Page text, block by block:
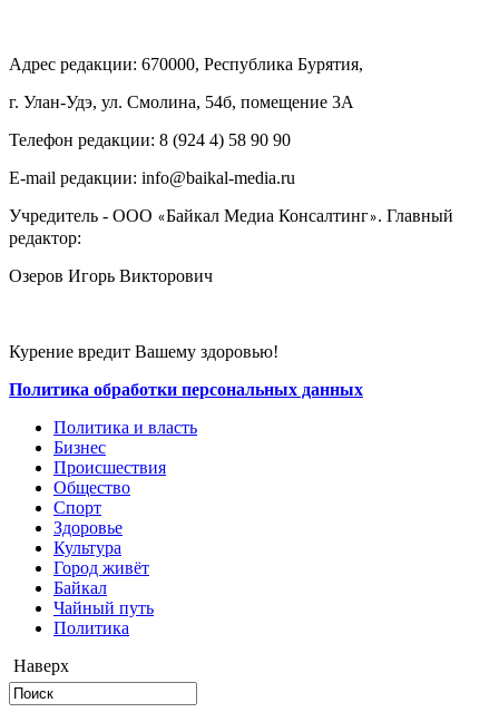
Адрес редакции: 670000, Республика Бурятия,
г. Улан-Удэ, ул. Смолина, 54б, помещение 3А
Телефон редакции: ‎‎8 (924 4) 58 90 90
E-mail редакции: info@baikal-media.ru
Учредитель - ООО «Байкал Медиа Консалтинг». Главный
редактор:
Озеров Игорь Викторович
Курение вредит Вашему здоровью!
Политика обработки персональных данных
Политика и власть
Бизнес
Происшествия
Общество
Cпорт
Здоровье
Культура
Город живёт
Байкал
Чайный путь
Политика
Наверх